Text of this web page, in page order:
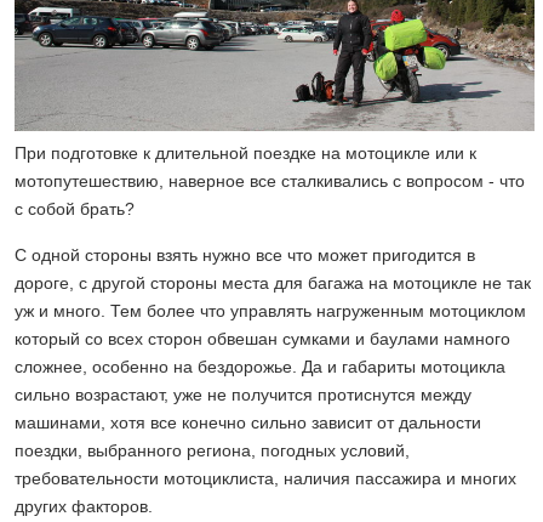
При подготовке к длительной поездке на мотоцикле или к
мотопутешествию, наверное все сталкивались с вопросом - что
с собой брать?
С одной стороны взять нужно все что может пригодится в
дороге, с другой стороны места для багажа на мотоцикле не так
уж и много. Тем более что управлять нагруженным мотоциклом
который со всех сторон обвешан сумками и баулами намного
сложнее, особенно на бездорожье. Да и габариты мотоцикла
сильно возрастают, уже не получится протиснутся между
машинами, хотя все конечно сильно зависит от дальности
поездки, выбранного региона, погодных условий,
требовательности мотоциклиста, наличия пассажира и многих
других факторов.